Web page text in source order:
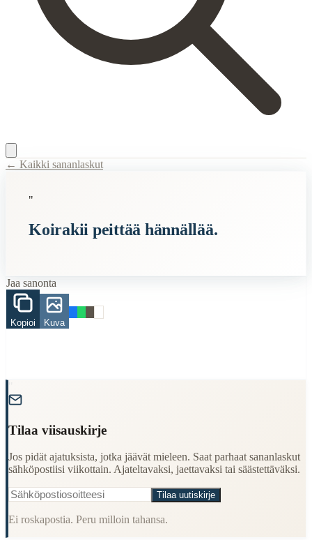
Semantic Themes
Koira
Related Topics
When to Use This Content
Learning Finnish language through proverbs
Cultural Context
Language:Finnish (suomi)
Origin:Finland
← Kaikki sananlaskut
"
Koirakii peittää hännällää.
Jaa sanonta
Kopioi Kuva
Tilaa viisauskirje
Jos pidät ajatuksista, jotka jäävät mieleen. Saat parhaat sananlaskut
sähköpostiisi viikottain. Ajateltavaksi, jaettavaksi tai säästettäväksi.
Tilaa uutiskirje
Ei roskapostia. Peru milloin tahansa.